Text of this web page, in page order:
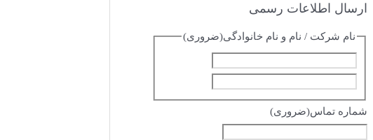
:ارسال اطلاعات رسمی
نام شرکت / نام و نام خانوادگی(ضروری)
ما
شماره تماس(ضروری)